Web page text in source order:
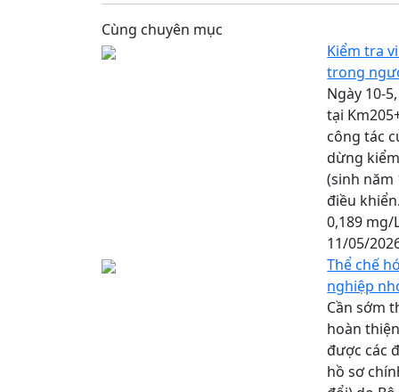
Cùng chuyên mục
Kiểm tra
trong
Ngày 10-
tại
công tác
dừng
(sinh năm
điều
0,189 mg/
11/05/
Thể chế
nghiệp
Cần sớm
hoàn
được các
hồ sơ